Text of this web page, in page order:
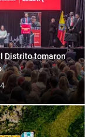
Distrito tomaron